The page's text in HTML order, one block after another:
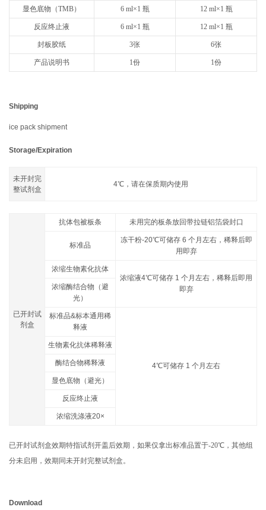
显色底物（TMB） 6 ml×1 瓶 12 ml×1 瓶
反应终止液 6 ml×1 瓶 12 ml×1 瓶
封板胶纸 3张 6张
产品说明书 1份 1份
Shipping
ice pack shipment
Storage/Expiration
未开封完
整试剂盒
4℃，请在保质期内使用
已开封试
剂盒
抗体包被板条 未用完的板条放回带拉链铝箔袋封口
标准品
冻干粉-20℃可储存 6 个月左右，稀释后即
用即弃
浓缩生物素化抗体
浓缩液4℃可储存 1 个月左右，稀释后即用
即弃
浓缩酶结合物（避
光）
标准品&标本通用稀
释液
4℃可储存 1 个月左右
生物素化抗体稀释液
酶结合物稀释液
显色底物（避光）
反应终止液
浓缩洗涤液20×
已开封试剂盒效期特指试剂开盖后效期，如果仅拿出标准品置于-20℃，其他组
分未启用，效期同未开封完整试剂盒。
Download